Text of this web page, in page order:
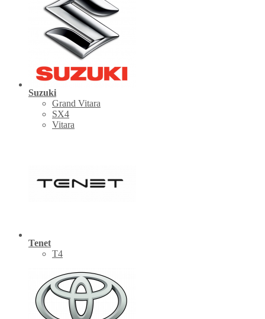
Suzuki
Grand Vitara
SX4
Vitara
Tenet
Т4